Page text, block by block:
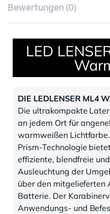
Bewertungen (0)
LED
DIE LEDLENSER ML4
Die ultrakompakte
an jedem Ort für
warmweißen
Prism-Technologie
effiziente, blendfreie
Ausleuchtung der
über den mitgelieferten
Batterie. Der
Anwendungs- und